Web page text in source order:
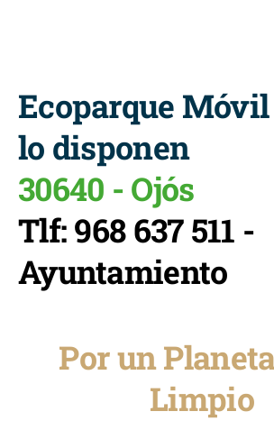
Ecoparque
lo disponen
30640 - Ojós
Tlf: 968 637 511 -
Ayuntamiento
Por un
Limpio